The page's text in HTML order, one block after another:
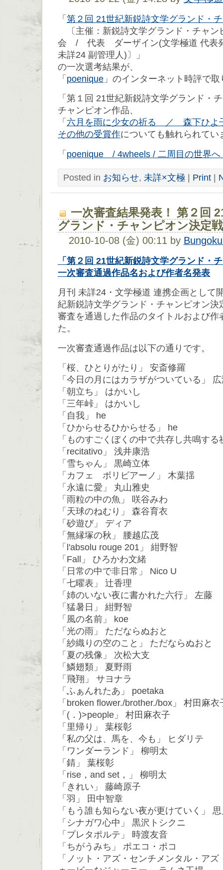
「 第２回 21世紀新鋭詩文学グランド・
〔主催：新鋭詩文学グランド・チャン
会 / 代表 ダーザイン(文学極道 代表
未詳24 副管理人)〕」
の一次選考結果が、
「 poenique 」のインターネット時評で
「第１回 21世紀新鋭詩文学グランド・
チャンピオン作品、
「 六月を雨に少女の祈る ／ 森下ひよ
その他の受賞作についても触れられてい
「 poenique / 4wheels / 二周目の世界へ
Posted in お知らせ, 未詳×文極 Print
一次審査結果発表！ 第２回
グランド・チャンピオン決定戦
2010-10-08 (金) 00:11 by
「第２回 21世紀新鋭詩文学グランド・
一次審査通過作品名および作者名発表
月刊 未詳24・文学極道 連携企画として
紀新鋭詩文学グランド・チャンピオン決
審査を通過した作品のタイトルおよび作
た。
一次審査通過作品は以下の通りです。
「桜、ひとりがたり」 安斎修羅
「今日の月にはカラザがついている」
「朝立ち」 はかいし
「三年峠」 はかいし
「自我」 he
「ひからせるひからせる」 he
「ものすごくぼくの中で共存し共鳴す
「recitativo」 浅井康浩
「雪ちゃん」 黒崎立体
「カフェ ボリビアーノ」 木葉揺
「永遠に愛」 丸山雅史
「雨粒の中の魚」 咲谷みわ
「天球のねむり」 森谷育衣
「砂遊び」 ディア
「無縁塚の秋」 腰越広茂
「l'absolu rouge 201」 紺野智
「Fall」 ひろかわ文緒
「日常の中で非日常」 Nico U
「七曜表」 辻香理
「姉のいない夜に書かれた六行」 左藤
「猛暑日」 紺野智
「風の名前」 koe
「光の雨」 ただならぬおと
「紗織りの空のこと」 ただならぬおと
「夏の残像」 次松大支
「鱗翅類」 夏野雨
「飛翔」 サヨナラ
「ふぁんれたあ」 poetaka
「broken flower./brother./box」 村田麻衣
「(．)>people」 村田麻衣子
「里帰り」 葉桜彰
「私の父は、馬を、今も」 ヒダリテ
「ワンダーランド」 柳明太
「錆」 葉桜彰
「rise，and set，」 柳明太
「きれい」 藤崎原子
「羽」 田中智章
「もう誰も知らない夜が更けていく」
「シナガワ心中」 黒沢トシクニ
「プレタポルテ」 時渡友音
「ちがうみち」 ポエコ・ポコ
「ノット・アズ・センチメンタル・ア